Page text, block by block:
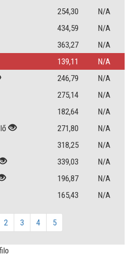
254,30
N/A
434,59
N/A
363,27
N/A
139,11
N/A
246,79
N/A
275,14
N/A
182,64
N/A
271,80
N/A
318,25
N/A
339,03
N/A
196,87
N/A
165,43 N/A
2 3 4 5